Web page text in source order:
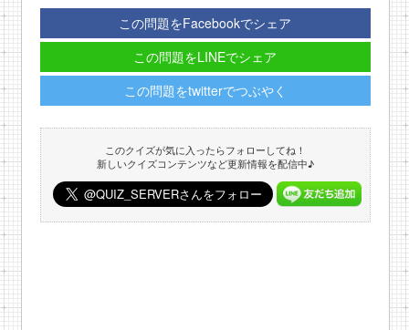
この問題をFacebookでシェア
この問題をLINEでシェア
この問題をtwitterでつぶやく
このクイズが気に入ったらフォローしてね！
新しいクイズコンテンツなど更新情報を配信中♪